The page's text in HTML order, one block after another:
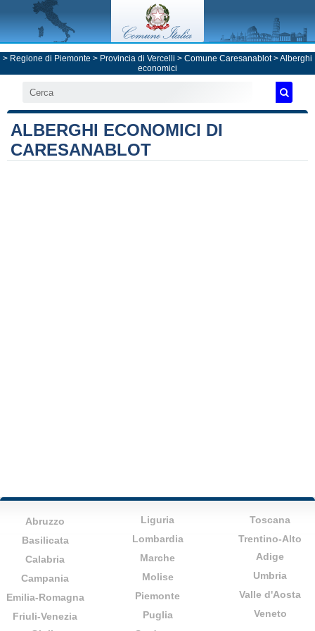
> Regione di Piemonte > Provincia di Vercelli > Comune Caresanablot> Alberghi
economici
ALBERGHI ECONOMICI DI
CARESANABLOT
Abruzzo
Basilicata
Calabria
Campania
Emilia-Romagna
Friuli-Venezia
Liguria
Lombardia
Marche
Molise
Piemonte
Puglia
Toscana
Trentino-Alto
Adige
Umbria
Valle d'Aosta
Veneto